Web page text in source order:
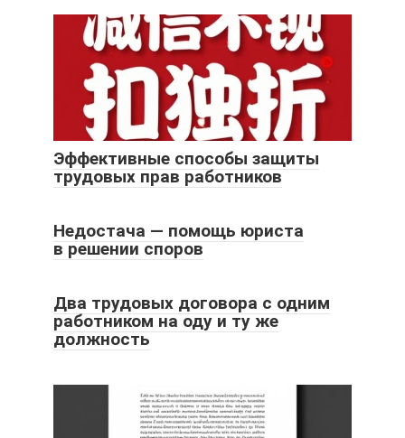
Эффективные способы защиты
трудовых прав работников
Недостача — помощь юриста
в решении споров
Два трудовых договора с одним
работником на оду и ту же
должность